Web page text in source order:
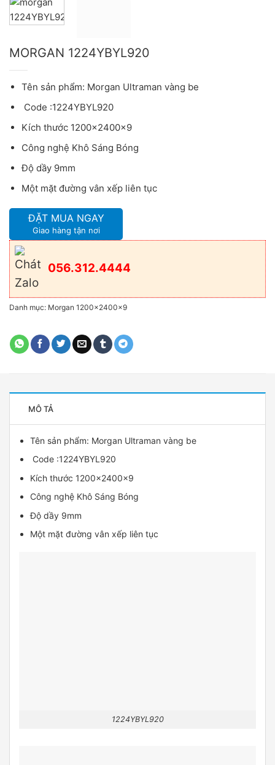
MORGAN 1224YBYL920
Tên sản phẩm: Morgan Ultraman vàng be
Code :1224YBYL920
Kích thước 1200x2400x9
Công nghệ Khô Sáng Bóng
Độ dầy 9mm
Một mặt đường vân xếp liên tục
ĐẶT MUA NGAY
Giao hàng tận nơi
056.312.4444
Danh mục: Morgan 1200x2400x9
MÔ TẢ
Tên sản phẩm: Morgan Ultraman vàng be
Code :1224YBYL920
Kích thước 1200x2400x9
Công nghệ Khô Sáng Bóng
Độ dầy 9mm
Một mặt đường vân xếp liên tục
1224YBYL920